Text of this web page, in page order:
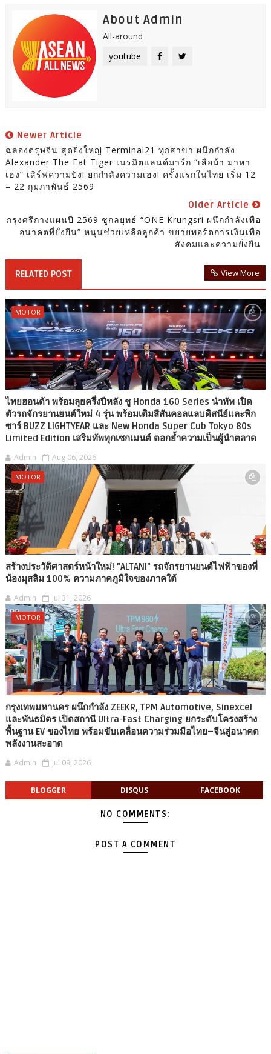
About Admin
All-around
youtube
Newer Article
ฉลองตรุษจีน สุดยิ่งใหญ่ Terminal21 ทุกสาขา ผนึกกำลัง
Alexander The Fat Tiger เนรมิตแลนด์มาร์ก “เสือม้า มาหา
เฮง” เสิร์ฟความปัง! ยกกำลังความเฮง! ครั้งแรกในไทย เริ่ม 12
– 22 กุมภาพันธ์ 2569
Older Article
กรุงศรีกางแผนปี 2569 ชูกลยุทธ์ “ONE Krungsri ผนึกกำลังเพื่อ
อนาคตที่ยั่งยืน” หนุนช่วยเหลือลูกค้า ขยายพอร์ตการเงินเพื่อ
สังคมและความยั่งยืน
RELATED POST View More
MOTOR
ไทยฮอนด้า พร้อมลุยครึ่งปีหลัง ชู Honda 160 Series นำทัพ เปิด
ตัวรถจักรยานยนต์ใหม่ 4 รุ่น พร้อมเติมสีสันคอลแลบดิสนีย์และพิก
ซาร์ BUZZ LIGHTYEAR และ New Honda Super Cub Tokyo 80s
Limited Edition เสริมทัพทุกเซกเมนต์ ตอกย้ำความเป็นผู้นำตลาด
Admin Aug 06, 2026
MOTOR
สร้างประวัติศาสตร์หน้าใหม่! "ALTANI" รถจักรยานยนต์ไฟฟ้าของพี่
น้องมุสลิม 100% ความภาคภูมิใจของภาคใต้
Admin Jul 31, 2026
MOTOR
กรุงเทพมหานคร ผนึกกำลัง ZEEKR, TPM Automotive, Sinexcel
และพันธมิตร เปิดสถานี Ultra-Fast Charging ยกระดับโครงสร้าง
พื้นฐาน EV ของไทย พร้อมขับเคลื่อนความร่วมมือไทย–จีนสู่อนาคต
พลังงานสะอาด
Admin Jul 09, 2026
BLOGGER DISQUS FACEBOOK
NO COMMENTS:
POST A COMMENT